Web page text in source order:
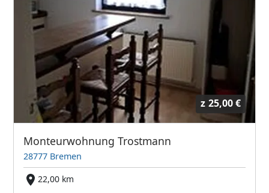
z 25,00 €
Monteurwohnung Trostmann
28777 Bremen
22,00 km